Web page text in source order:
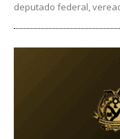
deputado federal,